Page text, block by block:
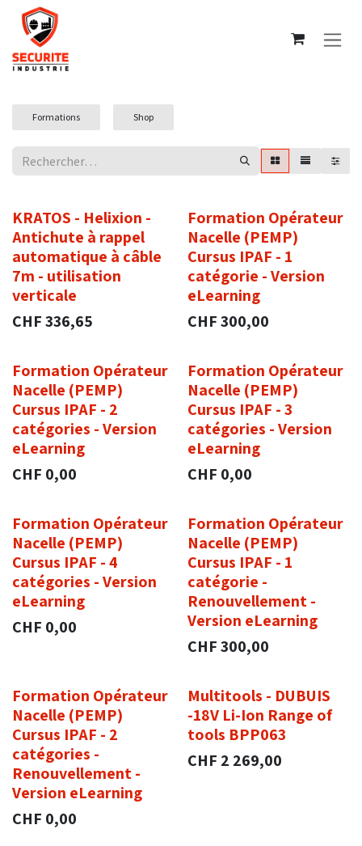
Se rendre au contenu
Formations Shop
KRATOS - Helixion -
Antichute à rappel
automatique à câble
7m - utilisation
verticale
CHF336,65
Formation Opérateur
Nacelle (PEMP)
Cursus IPAF - 1
catégorie - Version
eLearning
CHF300,00
Formation Opérateur
Nacelle (PEMP)
Cursus IPAF - 2
catégories - Version
eLearning
CHF 0,00
Formation Opérateur
Nacelle (PEMP)
Cursus IPAF - 3
catégories - Version
eLearning
CHF 0,00
Formation Opérateur
Nacelle (PEMP)
Cursus IPAF - 4
catégories - Version
eLearning
CHF 0,00
Formation Opérateur
Nacelle (PEMP)
Cursus IPAF - 1
catégorie -
Renouvellement -
Version eLearning
CHF300,00
Formation Opérateur
Nacelle (PEMP)
Cursus IPAF - 2
catégories -
Renouvellement -
Version eLearning
CHF 0,00
Nouveau !
Multitools - DUBUIS
-18V Li-Ion Range of
tools BPP063
CHF 2 269,00